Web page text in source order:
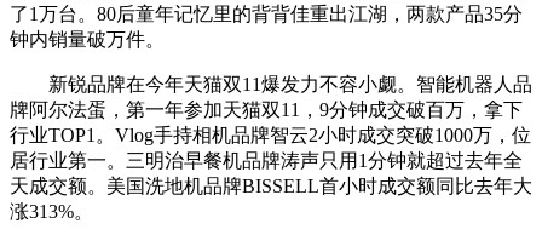
了1万台。80后童年记忆里的背背佳重出江湖，两款产品35分
钟内销量破万件。
新锐品牌在今年天猫双11爆发力不容小觑。智能机器人品
牌阿尔法蛋，第一年参加天猫双11，9分钟成交破百万，拿下
行业TOP1。Vlog手持相机品牌智云2小时成交突破1000万，位
居行业第一。三明治早餐机品牌涛声只用1分钟就超过去年全
天成交额。美国洗地机品牌BISSELL首小时成交额同比去年大
涨313%。